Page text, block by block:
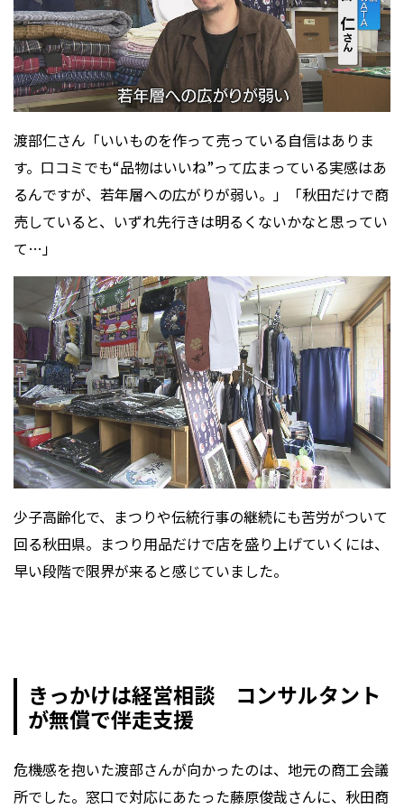
渡部仁さん「いいものを作って売っている自信はありま
す。口コミでも“品物はいいね”って広まっている実感はあ
るんですが、若年層への広がりが弱い。」「秋田だけで商
売していると、いずれ先行きは明るくないかなと思ってい
て…」
少子高齢化で、まつりや伝統行事の継続にも苦労がついて
回る秋田県。まつり用品だけで店を盛り上げていくには、
早い段階で限界が来ると感じていました。
きっかけは経営相談 コンサルタント
が無償で伴走支援
危機感を抱いた渡部さんが向かったのは、地元の商工会議
所でした。窓口で対応にあたった藤原俊哉さんに、秋田商